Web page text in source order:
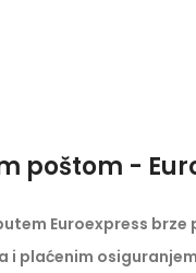
poštom -
Euroexpress brze
i plaćenim